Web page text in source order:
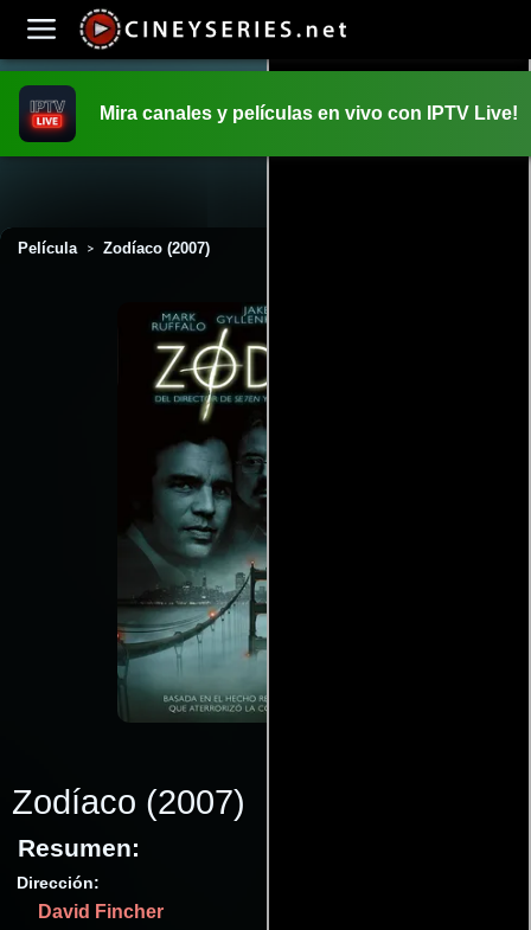
Mira canales y películas en vivo con IPTV Live!
Película > Zodíaco (2007)
Zodíaco (2007)
Resumen:
Dirección:
David Fincher